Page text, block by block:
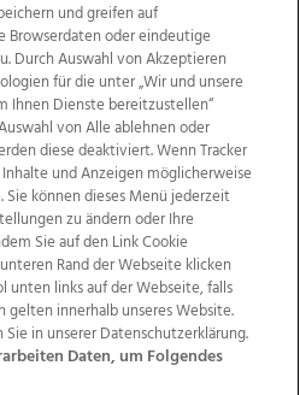
Kontakt
Jobs
AGB Anzeigekunden
Politische Werbung
und greifen auf
Browserdaten oder eindeutige
Durch Auswahl von Akzeptieren
für die unter „Wir und unsere
Ihnen Dienste bereitzustellen“
von Alle ablehnen oder
diese deaktiviert. Wenn Tracker
und Anzeigen möglicherweise
können dieses Menü jederzeit
zu ändern oder Ihre
Sie auf den Link Cookie
Rand der Webseite klicken
unten links auf der Webseite, falls
innerhalb unseres Website.
in unserer Datenschutzerklärung.
Daten, um Folgendes